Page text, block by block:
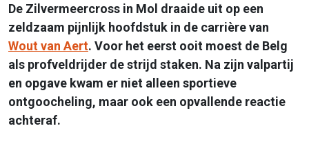
De Zilvermeercross in Mol draaide uit op een
zeldzaam pijnlijk hoofdstuk in de carrière van
Wout van Aert. Voor het eerst ooit moest de Belg
als profveldrijder de strijd staken. Na zijn valpartij
en opgave kwam er niet alleen sportieve
ontgoocheling, maar ook een opvallende reactie
achteraf.